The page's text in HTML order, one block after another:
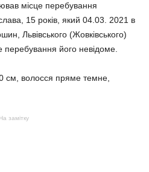
місце перебування
15 років, який 04.03. 2021 в
Львівського (Жовківського)
його невідоме.
см, волосся пряме темне,
На замітку